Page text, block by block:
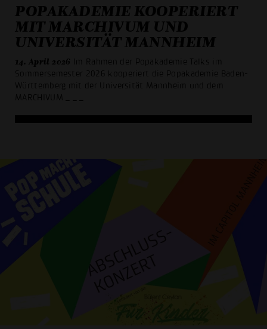
POPAKADEMIE KOOPERIERT
MIT MARCHIVUM UND
UNIVERSITÄT MANNHEIM
14. April 2026
Im Rahmen der Popakademie Talks im
Sommersemester 2026 kooperiert die Popakademie Baden-
Württemberg mit der Universität Mannheim und dem
MARCHIVUM